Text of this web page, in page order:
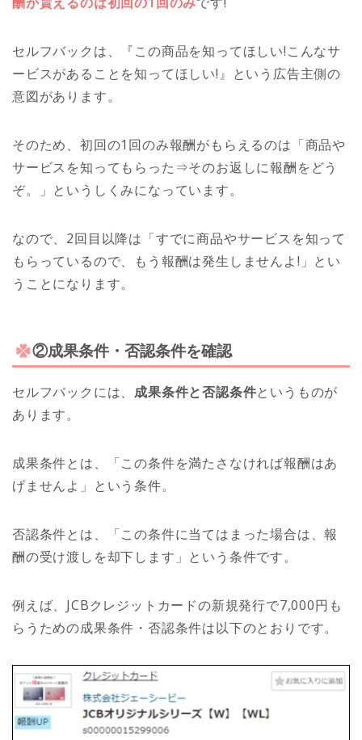
セルフバックは、『この商品を知ってほしい!こんなサ
ービスがあることを知ってほしい!』という広告主側の
意図があります。
そのため、初回の1回のみ報酬がもらえるのは「商品や
サービスを知ってもらった⇒そのお返しに報酬をどう
ぞ。」というしくみになっています。
なので、2回目以降は「すでに商品やサービスを知って
もらっているので、もう報酬は発生しませんよ!」とい
うことになります。
②成果条件・否認条件を確認
セルフバックには、 成果条件と否認条件というものが
あります。
成果条件とは、「この条件を満たさなければ報酬はあ
げませんよ」という条件。
否認条件とは、「この条件に当てはまった場合は、報
酬の受け渡しを却下します」という条件です。
例えば、JCBクレジットカードの新規発行で7,000円も
らうための成果条件・否認条件は以下のとおりです。